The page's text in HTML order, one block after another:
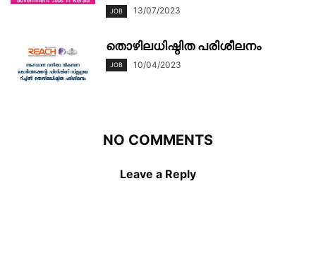
JOB 13/07/2023
തൊഴിലധിഷ്ഠിത പരിശീലനം
JOB 10/04/2023
NO COMMENTS
Leave a Reply